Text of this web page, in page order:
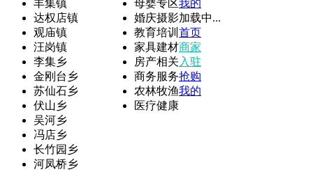
丰集镇
达权店镇
观庙镇
汪岗镇
李集乡
金刚台乡
苏仙石乡
伏山乡
吴河乡
冯店乡
长竹园乡
河凤桥乡
母婴专区
婚庆摄影
教育培训
家具建材
房产相关
商务服务
农林牧渔
医疗健康
我的
加载中...
首页
商家
入驻
抢购
我的